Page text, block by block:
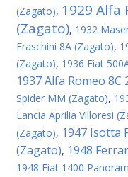
(Zagato), 1929 Alfa
(Zagato), 1932
Fraschini 8A (Zagato),
(Zagato), 1936 Fiat
1937 Alfa Romeo 8C
Spider MM (Zagato),
Lancia Aprilia Villoresi
(Zagato), 1947 Isotta
(Zagato), 1948
1948 Fiat 1400